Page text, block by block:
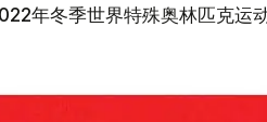
年冬季世界特殊奥林匹克运